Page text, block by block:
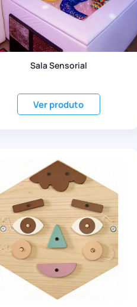
Sala Sensorial
Ver produto